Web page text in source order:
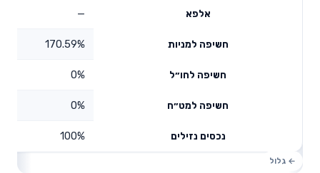
אלפא —
חשיפה למניות 170.59%
חשיפה לחו״ל 0%
חשיפה למט״ח 0%
נכסים נזילים 100%